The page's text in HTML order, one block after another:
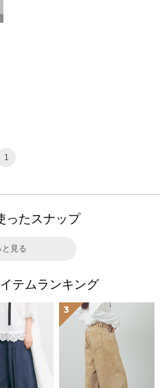
1
ったスナップ
と見る
テムランキング
3